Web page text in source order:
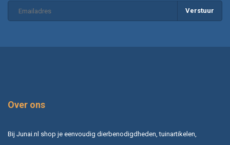
Verstuur
Over ons
Bij Junai.nl shop je eenvoudig dierbenodigdheden, tuinartikelen,